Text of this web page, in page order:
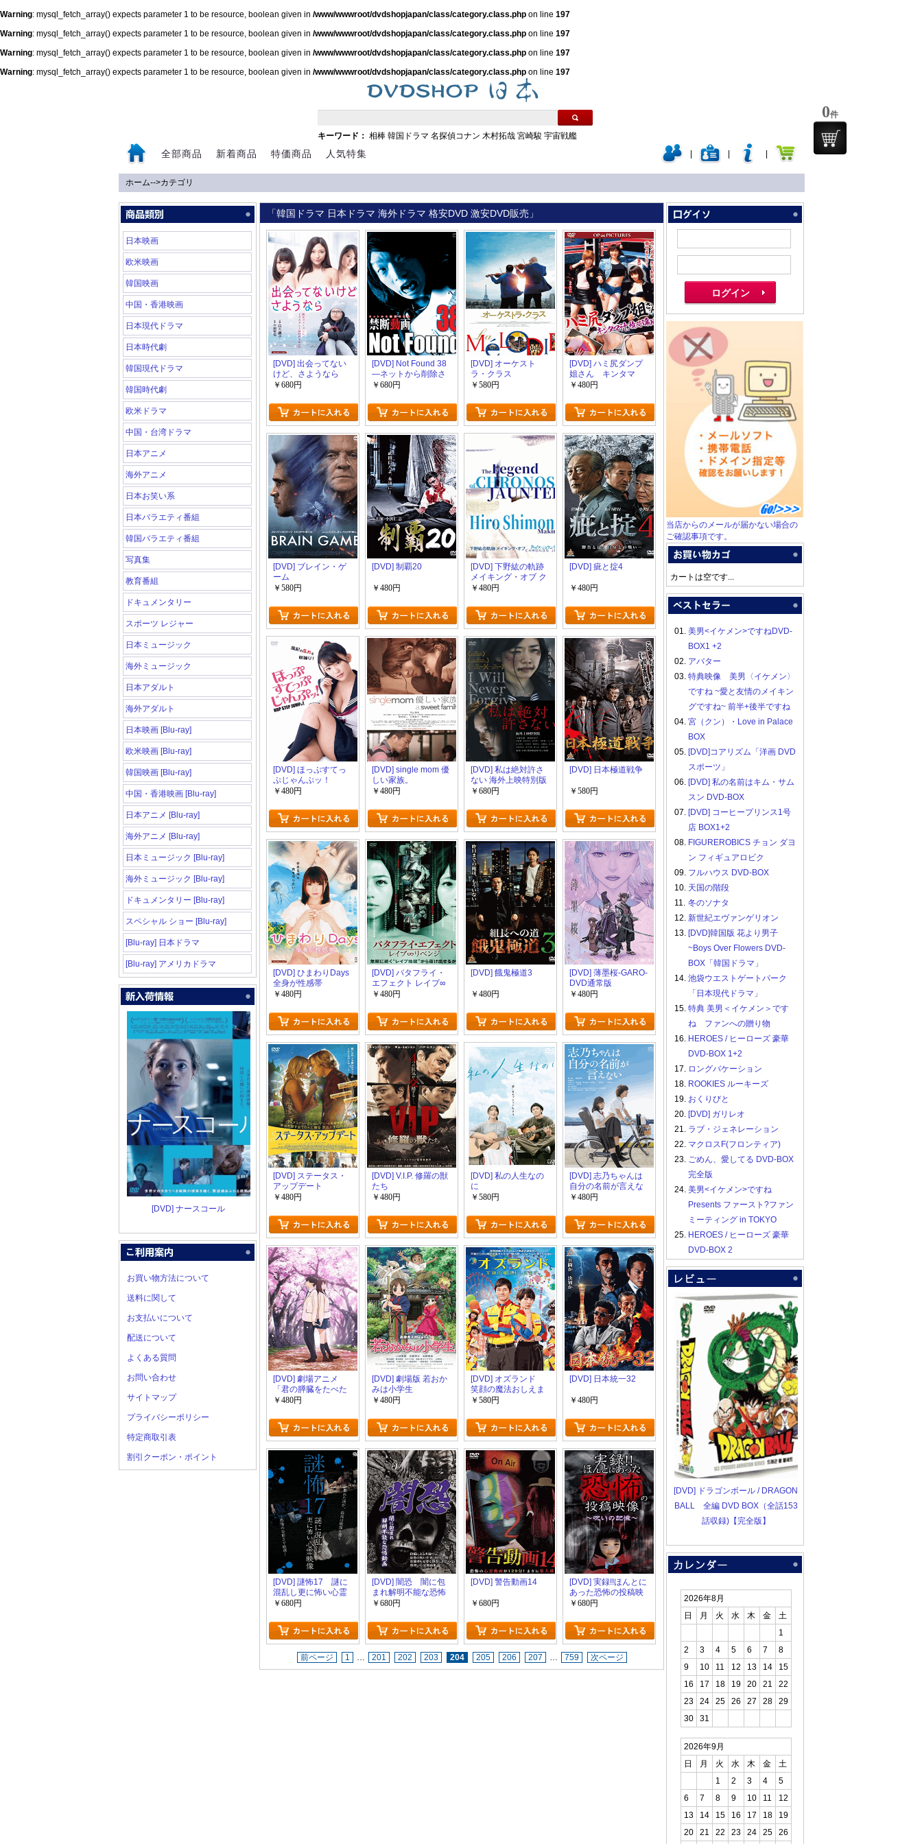
Warning: mysql_fetch_array() expects parameter 1 to be resource, boolean given in /www/wwwroot/dvdshopjapan/class/category.class.php on line 197
Warning: mysql_fetch_array() expects parameter 1 to be resource, boolean given in /www/wwwroot/dvdshopjapan/class/category.class.php on line 197
Warning: mysql_fetch_array() expects parameter 1 to be resource, boolean given in /www/wwwroot/dvdshopjapan/class/category.class.php on line 197
Warning: mysql_fetch_array() expects parameter 1 to be resource, boolean given in /www/wwwroot/dvdshopjapan/class/category.class.php on line 197
キーワード： 相棒 韓国ドラマ 名探偵コナン 木村拓哉 宮崎駿 宇宙戦艦
全部商品 新着商品 特価商品 人気特集
ホーム-->カテゴリ
日本映画
欧米映画
韓国映画
中国・香港映画
日本現代ドラマ
日本時代劇
韓国現代ドラマ
韓国時代劇
欧米ドラマ
中国・台湾ドラマ
日本アニメ
海外アニメ
日本お笑い系
日本バラエティ番組
韓国バラエティ番組
写真集
教育番組
ドキュメンタリー
スポーツ レジャー
日本ミュージック
海外ミュージック
日本アダルト
海外アダルト
日本映画 [Blu-ray]
欧米映画 [Blu-ray]
韓国映画 [Blu-ray]
中国・香港映画 [Blu-ray]
日本アニメ [Blu-ray]
海外アニメ [Blu-ray]
日本ミュージック [Blu-ray]
海外ミュージック [Blu-ray]
ドキュメンタリー [Blu-ray]
スペシャル ショー [Blu-ray]
[Blu-ray] 日本ドラマ
[Blu-ray] アメリカドラマ
[DVD] ナースコール
お買い物方法について
送料に関して
お支払いについて
配送について
よくある質問
お問い合わせ
サイトマップ
プライバシーポリシー
特定商取引表
割引クーポン・ポイント
「韓国ドラマ 日本ドラマ 海外ドラマ 格安DVD 激安DVD販売」
[DVD] 出会ってない
けど、さようなら
￥680円
[DVD] Not Found 38
―ネットから削除さ
れた禁断動画―
￥680円
[DVD] オーケスト
ラ・クラス
￥580円
[DVD] ハミ尻ダンプ
姐さん キンタマ
汁、積荷違反
￥480円
[DVD] ブレイン・ゲ
ーム
￥580円
[DVD] 制覇20
￥480円
[DVD] 下野紘の軌跡
メイキング・オブ ク
ロノス・ジョウンタ
￥480円
[DVD] 疵と掟4
￥480円
[DVD] ほっぷすてっ
ぷじゃんぷッ！
￥480円
[DVD] single mom 優
しい家族。
￥480円
[DVD] 私は絶対許さ
ない 海外上映特別版
￥680円
[DVD] 日本極道戦争
￥580円
[DVD] ひまわりDays
全身が性感帯
￥480円
[DVD] バタフライ・
エフェクト レイプ∞
リベンジ
￥480円
[DVD] 餓鬼極道3
￥480円
[DVD] 薄墨桜-GARO-
DVD通常版
￥480円
[DVD] ステータス・
アップデート
￥480円
[DVD] V.I.P. 修羅の獣
たち
￥480円
[DVD] 私の人生なの
に
￥580円
[DVD] 志乃ちゃんは
自分の名前が言えな
い
￥480円
[DVD] 劇場アニメ
「君の膵臓をたべた
い」
￥480円
[DVD] 劇場版 若おか
みは小学生
￥480円
[DVD] オズランド
笑顔の魔法おしえま
す。
￥580円
[DVD] 日本統一32
￥480円
[DVD] 謎怖17 謎に
混乱し更に怖い心霊
映像
￥680円
[DVD] 闇恐 闇に包
まれ解明不能な恐怖
動画
￥680円
[DVD] 警告動画14
￥680円
[DVD] 実録!!ほんとに
あった恐怖の投稿映
像 ～呪いの記憶～
￥680円
前ページ 1 … 201 202 203 204 205 206 207 … 759 次ページ
当店からのメールが届かない場合の
ご確認事項です。
カートは空です...
01. 美男<イケメン>ですねDVD-
BOX1 +2
02. アバター
03. 特典映像 美男〈イケメン〉
ですね ~愛と友情のメイキン
グですね~ 前半+後半ですね
04. 宮（クン）・Love in Palace
BOX
05. [DVD]コアリズム「洋画 DVD
スポーツ」
06. [DVD] 私の名前はキム・サム
スン DVD-BOX
07. [DVD] コーヒープリンス1号
店 BOX1+2
08. FIGUREROBICS チョン ダヨ
ン フィギュアロビク
09. フルハウス DVD-BOX
10. 天国の階段
11. 冬のソナタ
12. 新世紀エヴァンゲリオン
13. [DVD]韓国版 花より男子
~Boys Over Flowers DVD-
BOX「韓国ドラマ」
14. 池袋ウエストゲートパーク
「日本現代ドラマ」
15. 特典 美男＜イケメン＞です
ね ファンへの贈り物
16. HEROES / ヒーローズ 豪華
DVD-BOX 1+2
17. ロングバケーション
18. ROOKIES ルーキーズ
19. おくりびと
20. [DVD] ガリレオ
21. ラブ・ジェネレーション
22. マクロスF(フロンティア)
23. ごめん、愛してる DVD-BOX
完全版
24. 美男<イケメン>ですね
Presents ファースト?ファン
ミーティング in TOKYO
25. HEROES / ヒーローズ 豪華
DVD-BOX 2
[DVD] ドラゴンボール / DRAGON
BALL 全編 DVD BOX（全話153
話収録)【完全版】
2026年8月
日
月 火 水 木 金
土
1
2
3 4 5 6 7
8
9
10 11 12 13 14
15
16
17 18 19 20 21
22
23
24 25 26 27 28
29
30
31
2026年9月
日
月 火 水 木 金
土
1
2 3 4
5
6
7 8 9 10 11
12
13
14 15 16 17 18
19
20
21 22 23 24 25 26
0件